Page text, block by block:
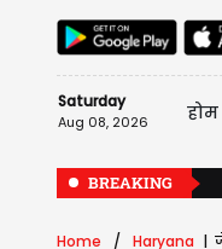
Saturday
Aug 08, 2026 होम
BREAKING
Home Haryana